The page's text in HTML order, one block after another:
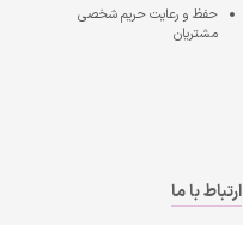
حفظ و رعایت حریم شخصی
مشتریان
ارتباط با ما